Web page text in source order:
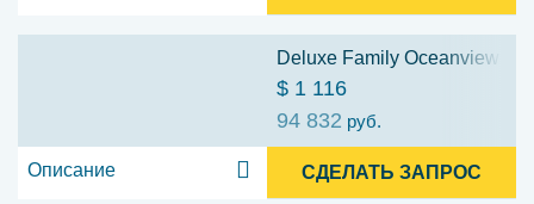
Deluxe Family Oceanview
$ 1 116
94 832 руб.
Описание СДЕЛАТЬ ЗАПРОС